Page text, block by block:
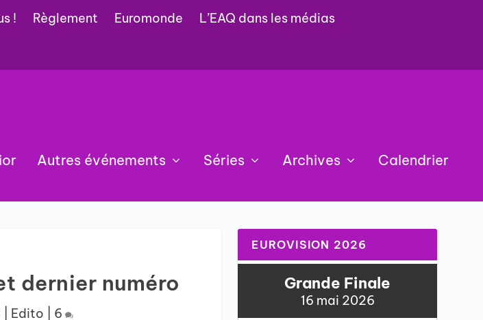
! Règlement Euromonde L’EAQ dans les médias
Autres événements Séries Archives Calendrier
dernier numéro
Edito 6
EUROVISION 2026
Grande Finale
16 mai 2026